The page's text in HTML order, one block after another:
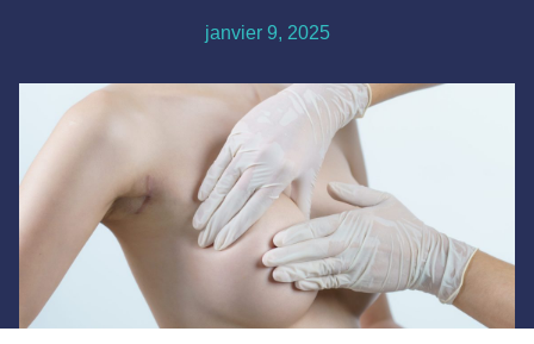
janvier 9, 2025